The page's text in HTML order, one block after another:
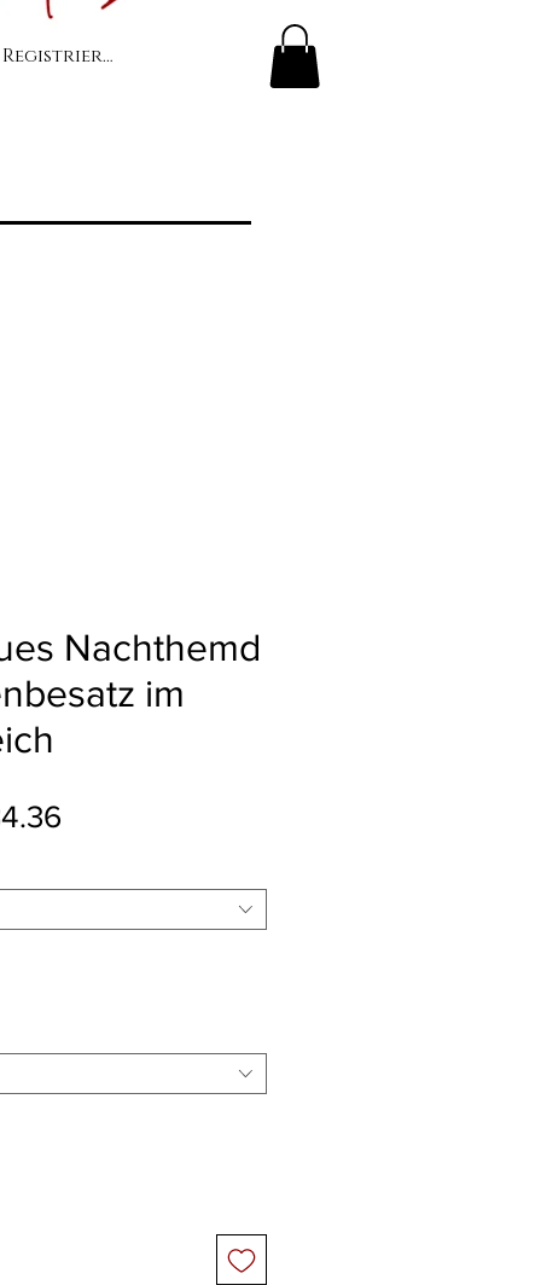
Nachthemd
im
Price